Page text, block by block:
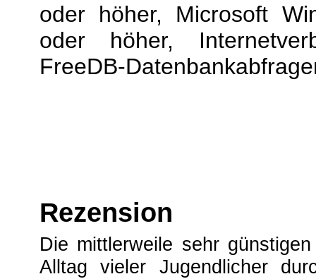
oder höher, Microsoft
oder höher,
FreeDB-
Rezension
Die mittlerweile sehr
Alltag vieler Jugendlicher